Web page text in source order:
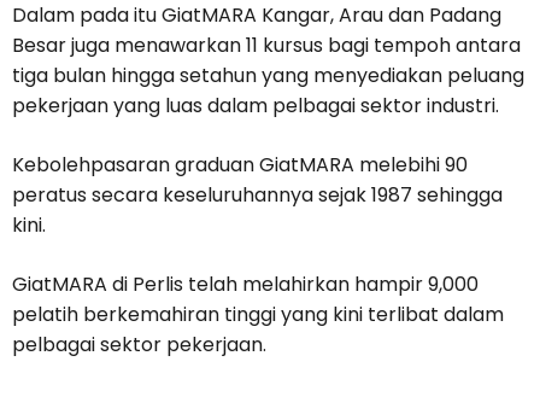
Dalam pada itu GiatMARA Kangar, Arau dan Padang
Besar juga menawarkan 11 kursus bagi tempoh antara
tiga bulan hingga setahun yang menyediakan peluang
pekerjaan yang luas dalam pelbagai sektor industri.
Kebolehpasaran graduan GiatMARA melebihi 90
peratus secara keseluruhannya sejak 1987 sehingga
kini.
GiatMARA di Perlis telah melahirkan hampir 9,000
pelatih berkemahiran tinggi yang kini terlibat dalam
pelbagai sektor pekerjaan.